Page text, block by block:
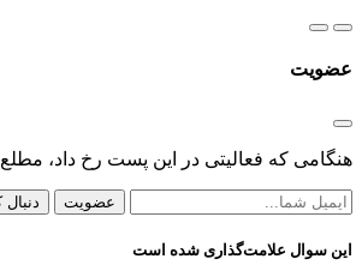
عضویت
هنگامی که فعالیتی در این پست رخ داد،
عضویت
این سوال علامت‌گذاری شده است